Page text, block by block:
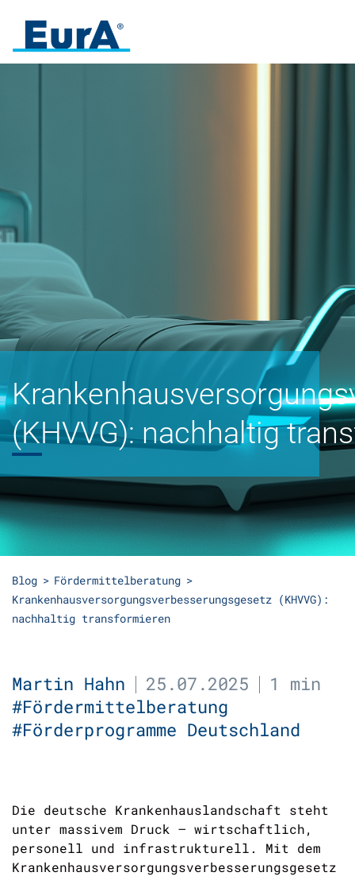
(KHVVG): nachhaltig
Blog
Fördermittelberatung
Krankenhausversorgungsverbesserungsgesetz (KHVVG):
nachhaltig transformieren
Martin Hahn 25.07.2025
1 min
#Fördermittelberatung
#Förderprogramme Deutschland
Die deutsche Krankenhauslandschaft steht
unter massivem Druck – wirtschaftlich,
personell und infrastrukturell. Mit dem
Krankenhausversorgungsverbesserungsgesetz